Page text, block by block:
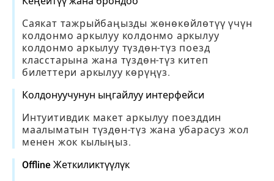
Саякат тажрыйбаңызды жөнөкөйлөтүү үчүн
колдонмо аркылуу колдонмо аркылуу
колдонмо аркылуу түздөн-түз поезд
класстарына жана түздөн-түз китеп
билеттери аркылуу көрүңүз.
Колдонуучунун ыңгайлуу интерфейси
Интуитивдик макет аркылуу поезддин
маалыматын түздөн-түз жана убарасуз жол
менен жок кылыңыз.
Offline Жеткиликтүүлүк